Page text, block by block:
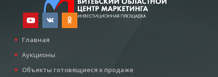
Главная
Аукционы
Объекты готовящиеся к продаже